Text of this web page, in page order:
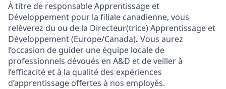
À titre de responsable Apprentissage et
Développement pour la filiale canadienne, vous
relèverez du ou de la Directeur(trice) Apprentissage et
Développement (Europe/Canada). Vous aurez
l’occasion de guider une équipe locale de
professionnels dévoués en A&D et de veiller à
l’efficacité et à la qualité des expériences
d’apprentissage offertes à nos employés.